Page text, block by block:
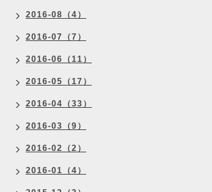
2016-08（4）
2016-07（7）
2016-06（11）
2016-05（17）
2016-04（33）
2016-03（9）
2016-02（2）
2016-01（4）